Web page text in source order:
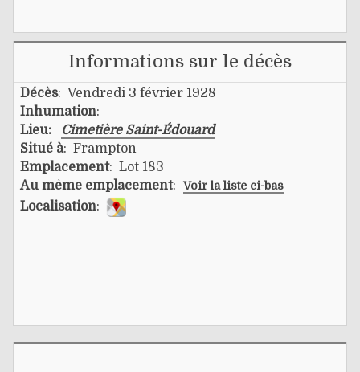
Informations sur le décès
Décès: Vendredi 3 février 1928
Inhumation: -
Lieu:
Cimetière Saint-Édouard
Situé à: Frampton
Emplacement: Lot 183
Au même emplacement: Voir la liste ci-bas
Localisation: